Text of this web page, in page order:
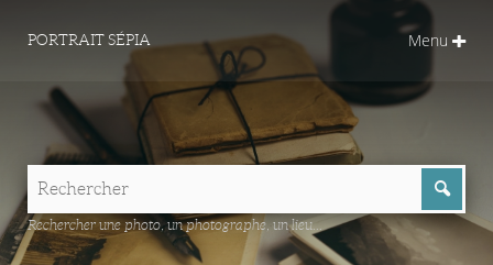
PORTRAIT SÉPIA Menu
Rechercher une photo, un photographe, un lieu...